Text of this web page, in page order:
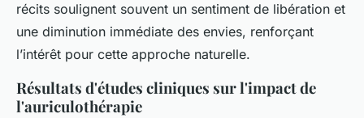
récits soulignent souvent un sentiment de libération et
une diminution immédiate des envies, renforçant
l’intérêt pour cette approche naturelle.
Résultats d'études cliniques sur l'impact de
l'auriculothérapie